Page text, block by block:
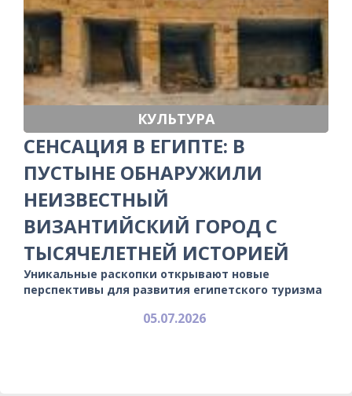
КУЛЬТУРА
СЕНСАЦИЯ В ЕГИПТЕ: В
ПУСТЫНЕ ОБНАРУЖИЛИ
НЕИЗВЕСТНЫЙ
ВИЗАНТИЙСКИЙ ГОРОД С
ТЫСЯЧЕЛЕТНЕЙ ИСТОРИЕЙ
Уникальные раскопки открывают новые
перспективы для развития египетского туризма
05.07.2026